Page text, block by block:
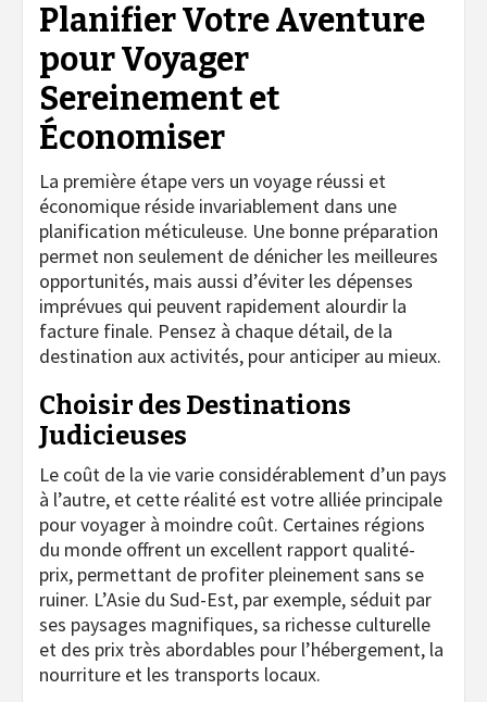
Planifier Votre Aventure
pour Voyager
Sereinement et
Économiser
La première étape vers un voyage réussi et
économique réside invariablement dans une
planification méticuleuse. Une bonne préparation
permet non seulement de dénicher les meilleures
opportunités, mais aussi d’éviter les dépenses
imprévues qui peuvent rapidement alourdir la
facture finale. Pensez à chaque détail, de la
destination aux activités, pour anticiper au mieux.
Choisir des Destinations
Judicieuses
Le coût de la vie varie considérablement d’un pays
à l’autre, et cette réalité est votre alliée principale
pour voyager à moindre coût. Certaines régions
du monde offrent un excellent rapport qualité-
prix, permettant de profiter pleinement sans se
ruiner. L’Asie du Sud-Est, par exemple, séduit par
ses paysages magnifiques, sa richesse culturelle
et des prix très abordables pour l’hébergement, la
nourriture et les transports locaux.